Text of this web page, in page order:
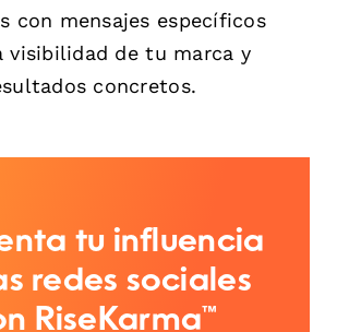
con mensajes específicos
visibilidad de tu marca y
concretos.
tu influencia
redes sociales
RiseKarma™